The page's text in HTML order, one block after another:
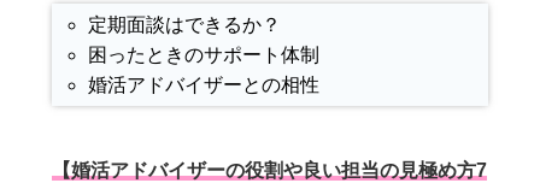
定期面談はできるか？
困ったときのサポート体制
婚活アドバイザーとの相性
【婚活アドバイザーの役割や良い担当の見極め方7